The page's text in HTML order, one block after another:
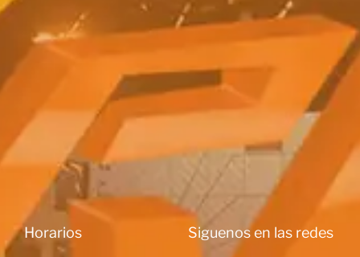
Horarios Siguenos en las redes